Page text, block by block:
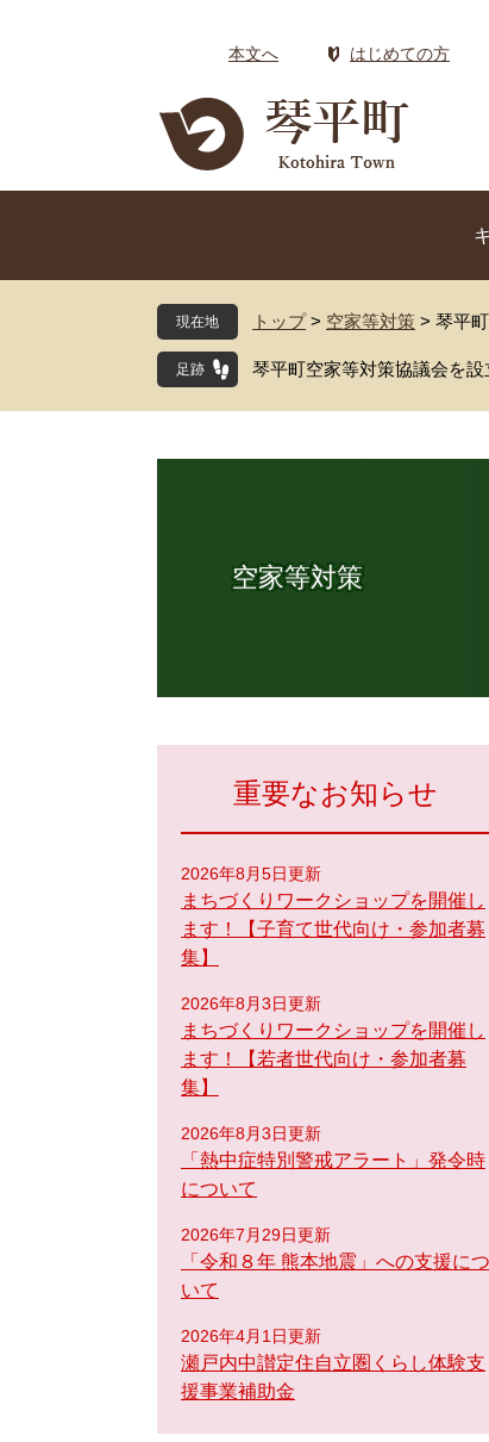
本文へ はじめての方
現在地 トップ > 空家等対策 > 琴平
琴平町空家等対策協議会を設
空家等対策
重要なお知らせ
2026年8月5日更新
まちづくりワークショップを開催し
ます！【子育て世代向け・参加者募
集】
2026年8月3日更新
まちづくりワークショップを開催し
ます！【若者世代向け・参加者募
集】
2026年8月3日更新
「熱中症特別警戒アラート」発令時
について
2026年7月29日更新
「令和８年 熊本地震」への支援につ
いて
2026年4月1日更新
瀬戸内中讃定住自立圏くらし体験支
援事業補助金